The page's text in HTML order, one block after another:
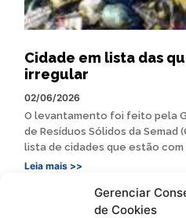
Gerenciar
de Cookies
Cidade em lista das
irregular
02/06/2026
O levantamento foi feito pela
de Resíduos Sólidos da Semad
lista de cidades que estão com
Leia mais >>